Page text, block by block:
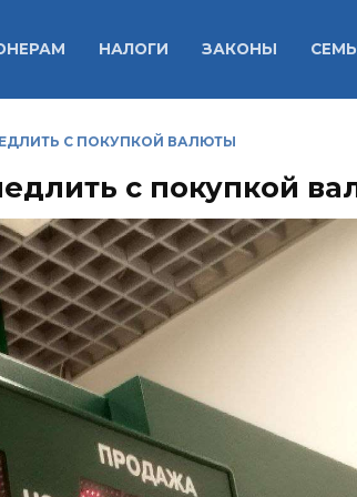
НАЛОГИ ЗАКОНЫ
С ПОКУПКОЙ ВАЛЮТЫ
с покупкой